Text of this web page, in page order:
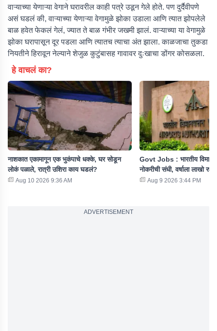
वाऱ्याच्या येणाऱ्या वेगाने घरावरील काही पत्रे उडून गेले होते. पण दुर्दैवीपणे
असं घडलं की, वाऱ्याच्या येणाऱ्या वेगामुळे झोका उडाला आणि त्यात झोपलेले
बाळ हवेत फेकलं गेलं, ज्यात ते बाळ गंभीर जखमी झालं. वाऱ्याच्या या वेगामुळे
झोका घरापासून दूर पडला आणि त्यातच त्याचा अंत झाला. काळजाचा तुकडा
नियतीने हिरावून नेल्याने शेजुळ कुटुंबासह गावावर दुःखाचा डोंगर कोसळला.
हे वाचलं का?
नाशकात एकामागून एक भुकंपाचे धक्के, घर सोडून
लोकं पळाले, रात्री उशिरा काय घडलं?
Aug 10 2026 9:36 AM
Govt Jobs : भारतीय विमान
नोकरीची संधी, वर्षाला लाखो
Aug 9 2026 3:44 PM
ADVERTISEMENT